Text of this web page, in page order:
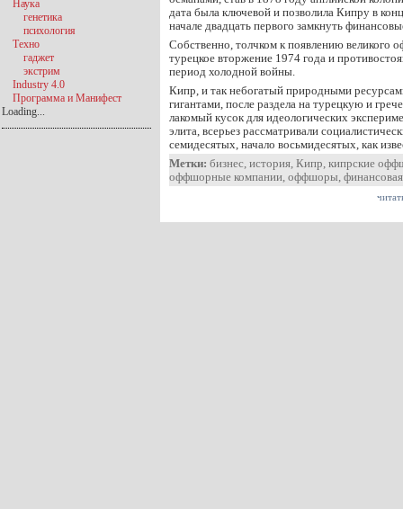
дата была ключевой и позволила Кипру в
начале двадцать первого замкнуть
Собственно, толчком к появлению великого
турецкое вторжение 1974 года и
период холодной войны.
Кипр, и так небогатый природными
гигантами, после раздела на турецкую и
лакомый кусок для идеологических
элита, всерьез рассматривали
семидесятых, начало восьмидесятых, как
Метки: бизнес, история, Кипр, кипрские
оффшорные компании, оффшоры,
Наука
генетика
психология
Техно
гаджет
экстрим
Industry 4.0
Программа и Манифест
Loading...